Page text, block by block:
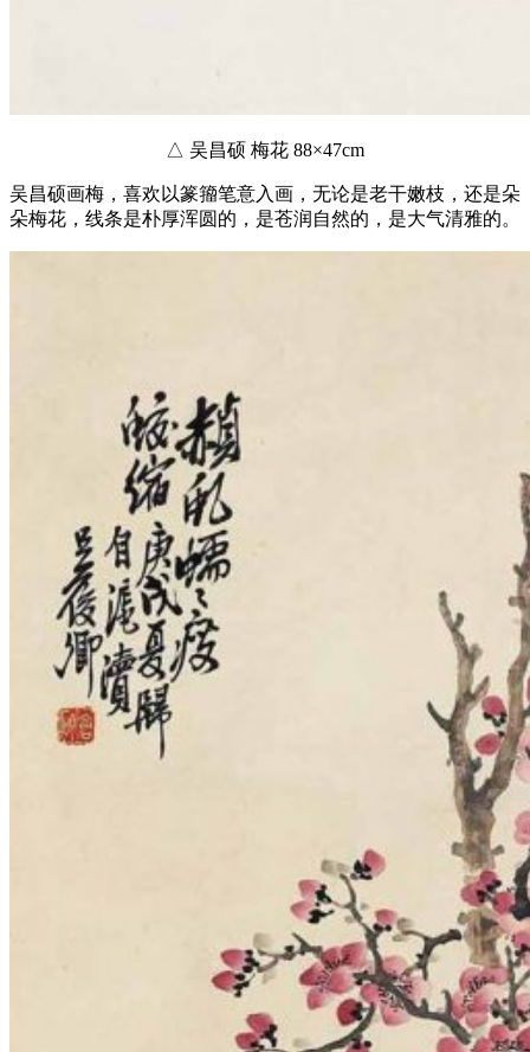
△ 吴昌硕 梅花 88×47cm
吴昌硕画梅，喜欢以篆籀笔意入画，无论是老干嫩枝，还是朵
朵梅花，线条是朴厚浑圆的，是苍润自然的，是大气清雅的。